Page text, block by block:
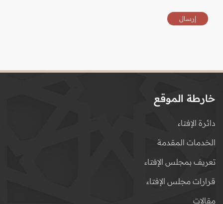
خارطة الموقع
دائرة الإفتاء
الخدمات المقدمة
تعريف بمجلس الإفتاء
قرارات مجلس الإفتاء
مقالات